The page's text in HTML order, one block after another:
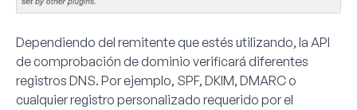
Dependiendo del remitente que estés utilizando, la API
de comprobación de dominio verificará diferentes
registros DNS. Por ejemplo, SPF, DKIM, DMARC o
cualquier registro personalizado requerido por el